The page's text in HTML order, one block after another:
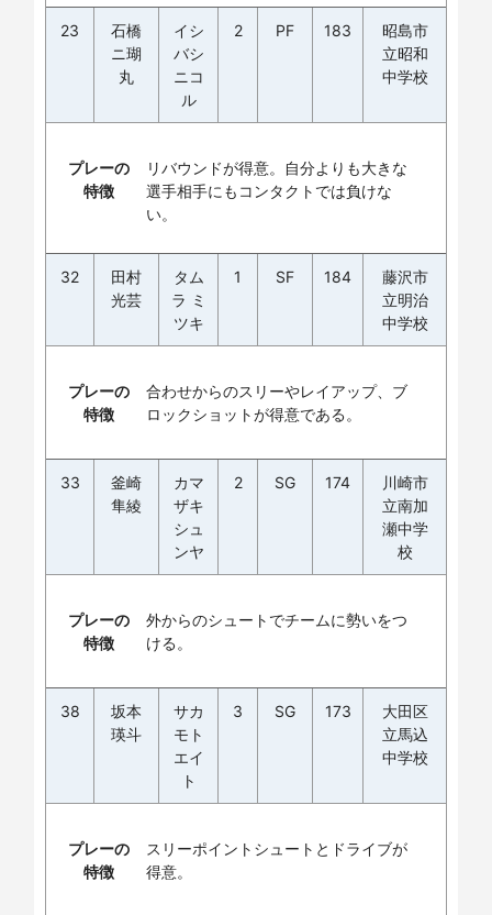
23
石橋
ニ瑚
丸
イシ
バシ
ニコ
ル
2 PF 183
昭島市
立昭和
中学校
プレーの
特徴
リバウンドが得意。自分よりも大きな
選手相手にもコンタクトでは負けな
い。
32
田村
光芸
タム
ラ ミ
ツキ
1 SF 184
藤沢市
立明治
中学校
プレーの
特徴
合わせからのスリーやレイアップ、ブ
ロックショットが得意である。
33
釜崎
隼綾
カマ
ザキ
シュ
ンヤ
2 SG 174
川崎市
立南加
瀬中学
校
プレーの
特徴
外からのシュートでチームに勢いをつ
ける。
38
坂本
瑛斗
サカ
モト
エイ
ト
3 SG 173
大田区
立馬込
中学校
プレーの
特徴
スリーポイントシュートとドライブが
得意。